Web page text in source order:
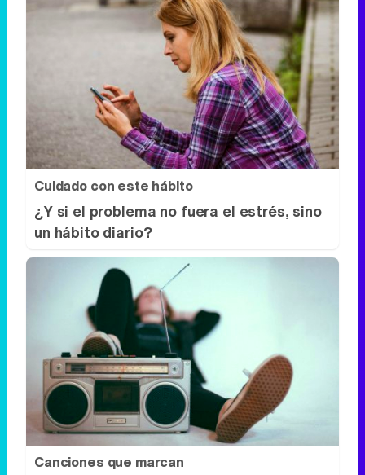
Cuidado con este hábito
¿Y si el problema no fuera el estrés, sino
un hábito diario?
Canciones que marcan